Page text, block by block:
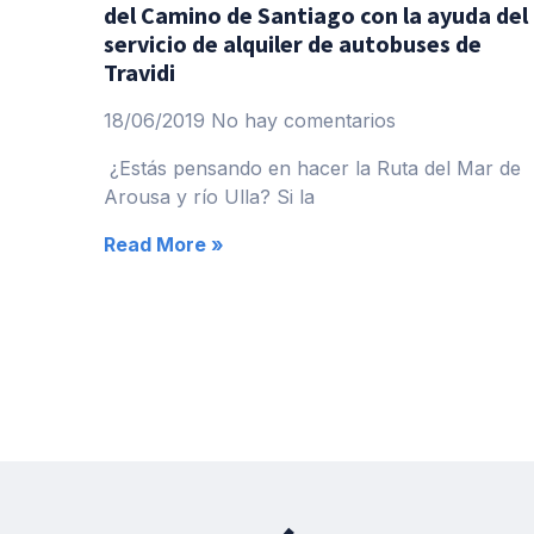
del Camino de Santiago con la ayuda del
servicio de alquiler de autobuses de
Travidi
18/06/2019 No hay comentarios
¿Estás pensando en hacer la Ruta del Mar de
Arousa y río Ulla? Si la
Read More »